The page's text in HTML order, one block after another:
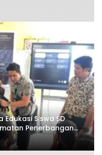
Siswa SD
Penerbangan
Layang-layang di